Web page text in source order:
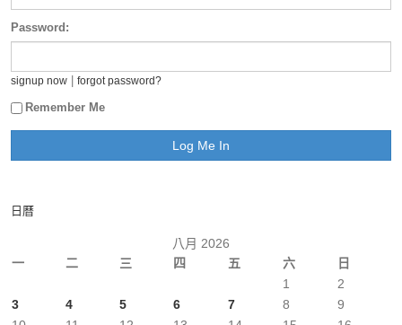
Password:
signup now forgot password?
Remember Me
日曆
八月 2026
一
二 三 四 五 六 日
1
2
3
4 5 6 7 8
9